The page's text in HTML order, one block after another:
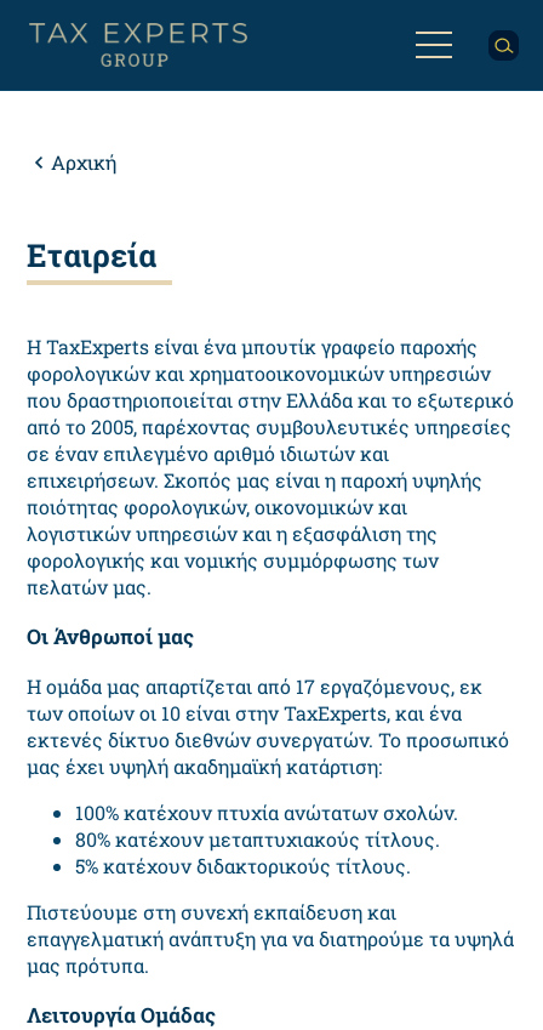
προς
κυρίως
Breadcrumb
Αρχική
Εταιρεία
Η TaxExperts είναι ένα μπουτίκ γραφείο παροχής
φορολογικών και χρηματοοικονομικών υπηρεσιών
που δραστηριοποιείται στην Ελλάδα και το εξωτερικό
από το 2005, παρέχοντας συμβουλευτικές υπηρεσίες
σε έναν επιλεγμένο αριθμό ιδιωτών και
επιχειρήσεων. Σκοπός μας είναι η παροχή υψηλής
ποιότητας φορολογικών, οικονομικών και
λογιστικών υπηρεσιών και η εξασφάλιση της
φορολογικής και νομικής συμμόρφωσης των
πελατών μας.
Οι Άνθρωποί μας
Η ομάδα μας απαρτίζεται από 17 εργαζόμενους, εκ
των οποίων οι 10 είναι στην TaxExperts, και ένα
εκτενές δίκτυο διεθνών συνεργατών. Το προσωπικό
μας έχει υψηλή ακαδημαϊκή κατάρτιση:
100% κατέχουν πτυχία ανώτατων σχολών.
80% κατέχουν μεταπτυχιακούς τίτλους.
5% κατέχουν διδακτορικούς τίτλους.
Πιστεύουμε στη συνεχή εκπαίδευση και
επαγγελματική ανάπτυξη για να διατηρούμε τα υψηλά
μας πρότυπα.
Λειτουργία Ομάδας